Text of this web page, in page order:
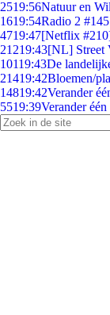
2519:56Natuur en
1619:54Radio 2
4719:47[Netflix
21219:43[NL] Street
10119:43De
21419:42Bloemen/
14819:42Verander
5519:39Verander